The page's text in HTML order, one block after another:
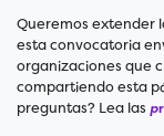
Queremos extender
esta convocatoria
organizaciones que
compartiendo esta
preguntas? Lea las p